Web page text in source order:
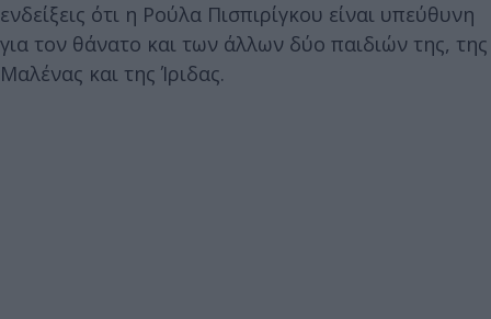
ενδείξεις ότι η Ρούλα Πισπιρίγκου είναι υπεύθυνη
για τον θάνατο και των άλλων δύο παιδιών της, της
Μαλένας και της Ίριδας.